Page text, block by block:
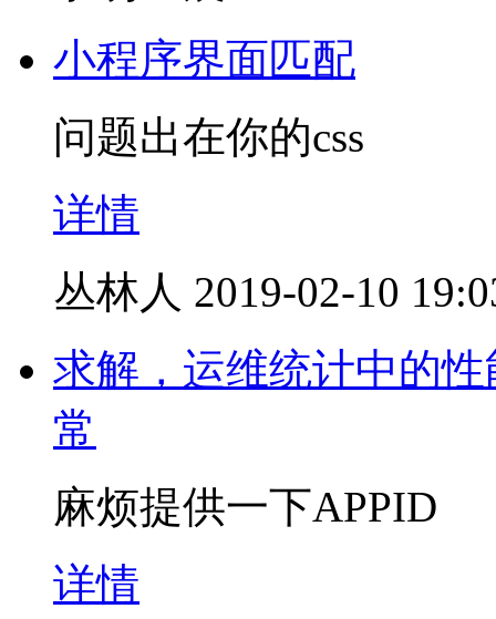
小程序界面匹配
问题出在你的css
详情
丛林人 2019-02-10
求解，运维统计中的
常
麻烦提供一下APPID
详情